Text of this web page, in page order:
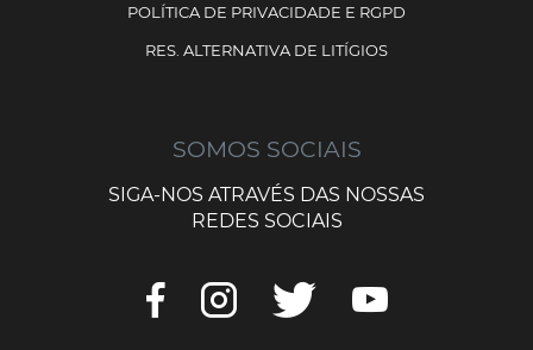
POLÍTICA DE PRIVACIDADE E RGPD
RES. ALTERNATIVA DE LITÍGIOS
SOMOS SOCIAIS
SIGA-NOS ATRAVÉS DAS NOSSAS
REDES SOCIAIS